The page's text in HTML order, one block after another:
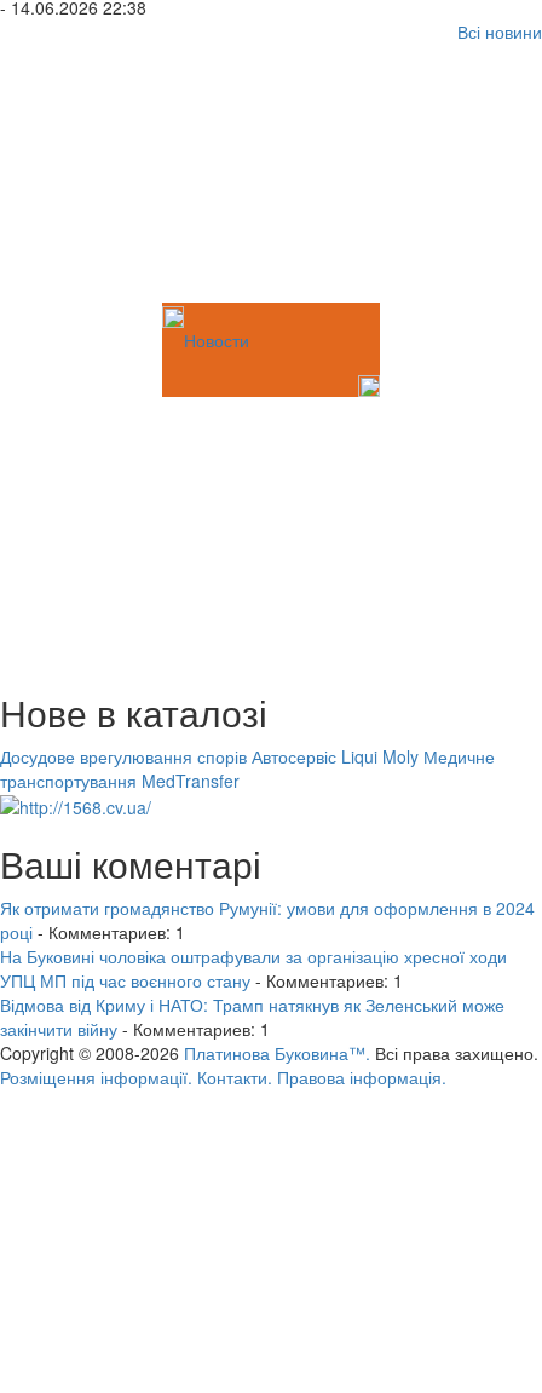
- 14.06.2026 22:38
Всі новини
Новости
Нове в каталозі
Досудове врегулювання спорів Автосервіс Liqui Moly Медичне
транспортування MedTransfer
Ваші коментарі
Як отримати громадянство Румунії: умови для оформлення в 2024
році - Комментариев: 1
На Буковині чоловіка оштрафували за організацію хресної ходи
УПЦ МП під час воєнного стану - Комментариев: 1
Відмова від Криму і НАТО: Трамп натякнув як Зеленський може
закінчити війну - Комментариев: 1
Copyright © 2008-2026 Платинова Буковина™. Всі права захищено.
Розміщення інформації. Контакти. Правова інформація.